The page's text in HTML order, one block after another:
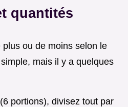
quantités
ou de moins selon le
mais il y a quelques
portions), divisez tout par